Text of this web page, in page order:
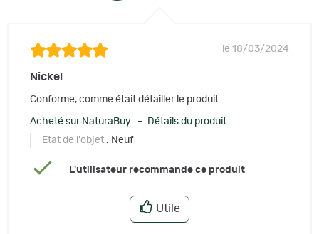
le 18/03/2024
Nickel
Conforme, comme était détailler le produit.
Acheté sur NaturaBuy – Détails du produit
Etat de l'objet : Neuf
L'utilisateur recommande ce produit
Utile